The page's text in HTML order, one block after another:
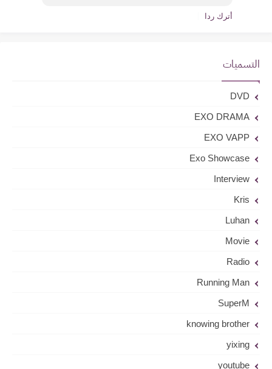
أترك ردا
التسميات
DVD
EXO DRAMA
EXO VAPP
Exo Showcase
Interview
Kris
Luhan
Movie
Radio
Running Man
SuperM
knowing brother
yixing
youtube